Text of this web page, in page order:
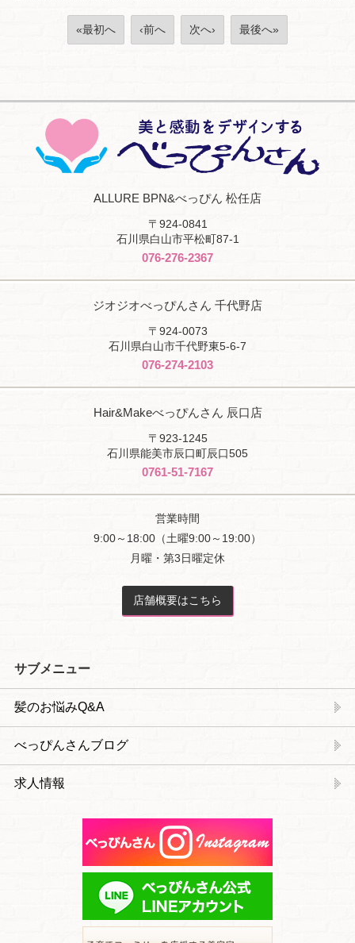
«最初へ ‹前へ 次へ› 最後へ»
ALLURE BPN&べっぴん 松任店
〒924-0841
石川県白山市平松町87-1
076-276-2367
ジオジオべっぴんさん 千代野店
〒924-0073
石川県白山市千代野東5-6-7
076-274-2103
Hair&Makeべっぴんさん 辰口店
〒923-1245
石川県能美市辰口町辰口505
0761-51-7167
営業時間
9:00～18:00（土曜9:00～19:00）
月曜・第3日曜定休
店舗概要はこちら
サブメニュー
髪のお悩みQ&A
べっぴんさんブログ
求人情報